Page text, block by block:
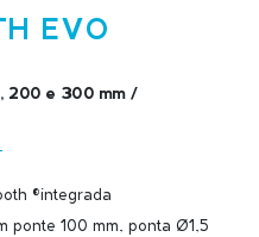
EVO
200 e 300 mm /
®integrada
ponte 100 mm, ponta Ø1,5